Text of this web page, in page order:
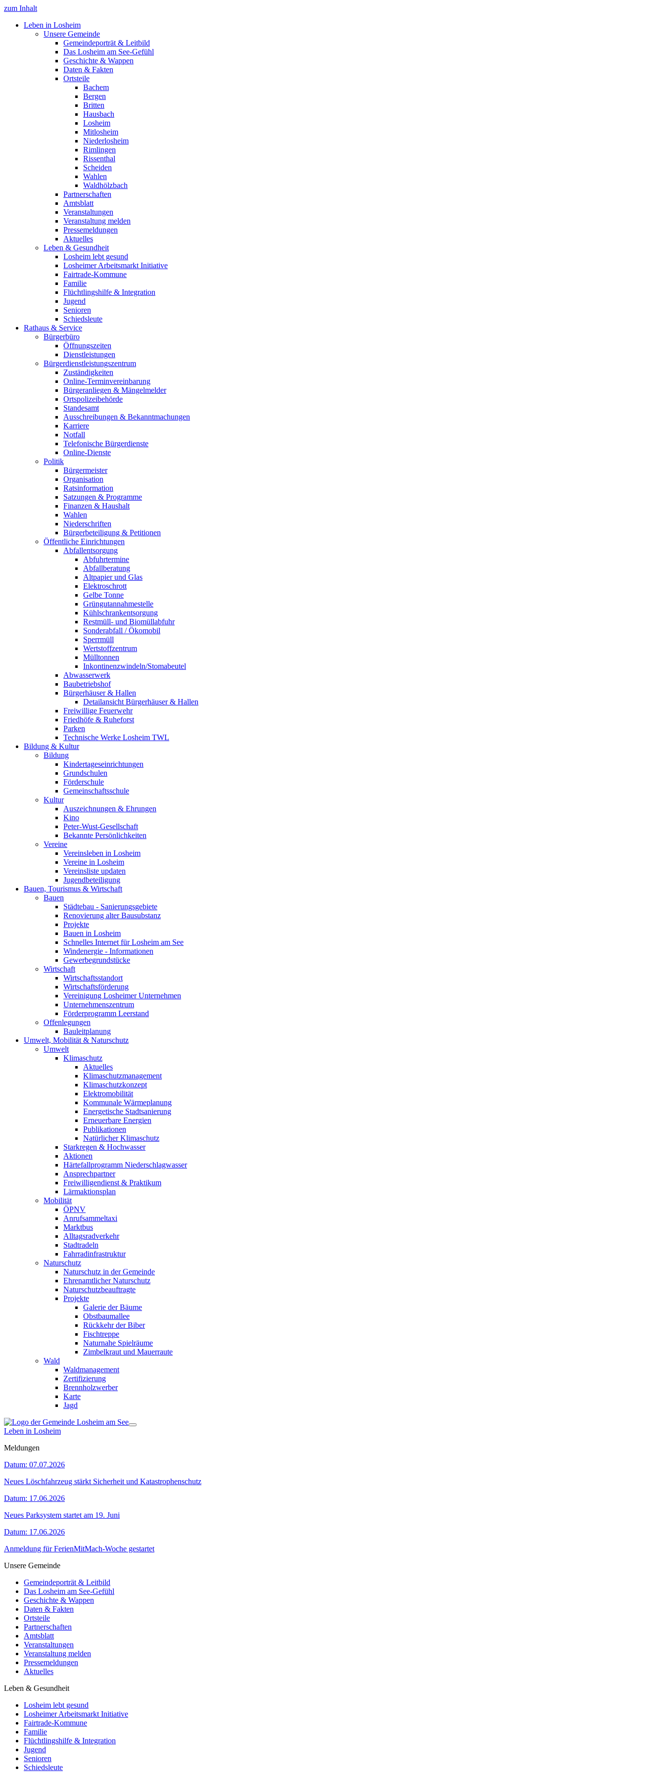
zum Inhalt
Leben in Losheim
Unsere Gemeinde
Gemeindeporträt & Leitbild
Das Losheim am See-Gefühl
Geschichte & Wappen
Daten & Fakten
Ortsteile
Bachem
Bergen
Britten
Hausbach
Losheim
Mitlosheim
Niederlosheim
Rimlingen
Rissenthal
Scheiden
Wahlen
Waldhölzbach
Partnerschaften
Amtsblatt
Veranstaltungen
Veranstaltung melden
Pressemeldungen
Aktuelles
Leben & Gesundheit
Losheim lebt gesund
Losheimer Arbeitsmarkt Initiative
Fairtrade-Kommune
Familie
Flüchtlingshilfe & Integration
Jugend
Senioren
Schiedsleute
Rathaus & Service
Bürgerbüro
Öffnungszeiten
Dienstleistungen
Bürgerdienstleistungszentrum
Zuständigkeiten
Online-Terminvereinbarung
Bürgeranliegen & Mängelmelder
Ortspolizeibehörde
Standesamt
Ausschreibungen & Bekanntmachungen
Karriere
Notfall
Telefonische Bürgerdienste
Online-Dienste
Politik
Bürgermeister
Organisation
Ratsinformation
Satzungen & Programme
Finanzen & Haushalt
Wahlen
Niederschriften
Bürgerbeteiligung & Petitionen
Öffentliche Einrichtungen
Abfallentsorgung
Abfuhrtermine
Abfallberatung
Altpapier und Glas
Elektroschrott
Gelbe Tonne
Grüngutannahmestelle
Kühlschrankentsorgung
Restmüll- und Biomüllabfuhr
Sonderabfall / Ökomobil
Sperrmüll
Wertstoffzentrum
Mülltonnen
Inkontinenzwindeln/Stomabeutel
Abwasserwerk
Baubetriebshof
Bürgerhäuser & Hallen
Detailansicht Bürgerhäuser & Hallen
Freiwillige Feuerwehr
Friedhöfe & Ruheforst
Parken
Technische Werke Losheim TWL
Bildung & Kultur
Bildung
Kindertageseinrichtungen
Grundschulen
Förderschule
Gemeinschaftsschule
Kultur
Auszeichnungen & Ehrungen
Kino
Peter-Wust-Gesellschaft
Bekannte Persönlichkeiten
Vereine
Vereinsleben in Losheim
Vereine in Losheim
Vereinsliste updaten
Jugendbeteiligung
Bauen, Tourismus & Wirtschaft
Bauen
Städtebau - Sanierungsgebiete
Renovierung alter Bausubstanz
Projekte
Bauen in Losheim
Schnelles Internet für Losheim am See
Windenergie - Informationen
Gewerbegrundstücke
Wirtschaft
Wirtschaftsstandort
Wirtschaftsförderung
Vereinigung Losheimer Unternehmen
Unternehmenszentrum
Förderprogramm Leerstand
Offenlegungen
Bauleitplanung
Umwelt, Mobilität & Naturschutz
Umwelt
Klimaschutz
Aktuelles
Klimaschutzmanagement
Klimaschutzkonzept
Elektromobilität
Kommunale Wärmeplanung
Energetische Stadtsanierung
Erneuerbare Energien
Publikationen
Natürlicher Klimaschutz
Starkregen & Hochwasser
Aktionen
Härtefallprogramm Niederschlagwasser
Ansprechpartner
Freiwilligendienst & Praktikum
Lärmaktionsplan
Mobilität
ÖPNV
Anrufsammeltaxi
Marktbus
Alltagsradverkehr
Stadtradeln
Fahrradinfrastruktur
Naturschutz
Naturschutz in der Gemeinde
Ehrenamtlicher Naturschutz
Naturschutzbeauftragte
Projekte
Galerie der Bäume
Obstbaumallee
Rückkehr der Biber
Fischtreppe
Naturnahe Spielräume
Zimbelkraut und Mauerraute
Wald
Waldmanagement
Zertifizierung
Brennholzwerber
Karte
Jagd
Leben in Losheim
Meldungen
Datum: 07.07.2026
Neues Löschfahrzeug stärkt Sicherheit und Katastrophenschutz
Datum: 17.06.2026
Neues Parksystem startet am 19. Juni
Datum: 17.06.2026
Anmeldung für FerienMitMach-Woche gestartet
Unsere Gemeinde
Gemeindeporträt & Leitbild
Das Losheim am See-Gefühl
Geschichte & Wappen
Daten & Fakten
Ortsteile
Partnerschaften
Amtsblatt
Veranstaltungen
Veranstaltung melden
Pressemeldungen
Aktuelles
Leben & Gesundheit
Losheim lebt gesund
Losheimer Arbeitsmarkt Initiative
Fairtrade-Kommune
Familie
Flüchtlingshilfe & Integration
Jugend
Senioren
Schiedsleute